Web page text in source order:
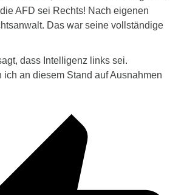
AFD sei Rechts! Nach eigenen
Das war seine vollständige
dass Intelligenz links sei.
ich an diesem Stand auf Ausnahmen